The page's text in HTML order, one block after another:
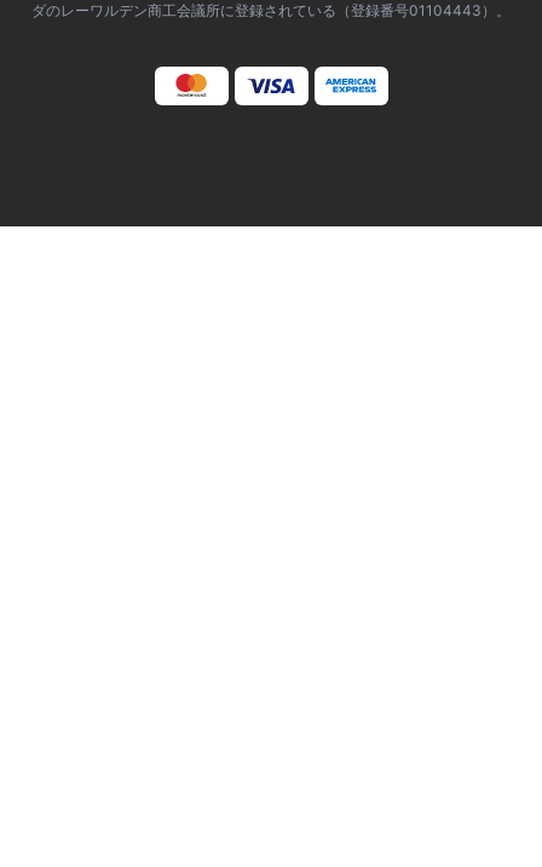
ダのレーワルデン商工会議所に登録されている（登録番号01104443）。